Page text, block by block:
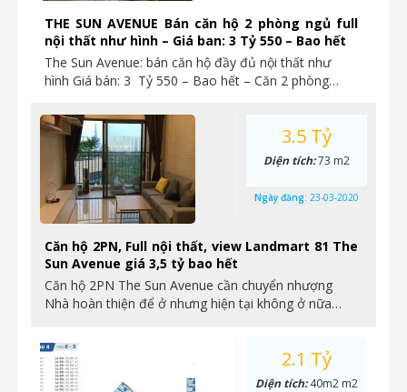
THE SUN AVENUE Bán căn hộ 2 phòng ngủ full
nội thất như hình – Giá ban: 3 Tỷ 550 – Bao hết
The Sun Avenue: bán căn hộ đầy đủ nội thất như
hình Giá bán: 3 Tỷ 550 – Bao hết – Căn 2 phòng…
Căn hộ 2PN, Full nội thất, view Landmart 81 The
Sun Avenue giá 3,5 tỷ bao hết
Căn hộ 2PN The Sun Avenue cần chuyển nhượng
Nhà hoàn thiện để ở nhưng hiện tại không ở nữa…
3.5 Tỷ
Diện tích:73 m2
Ngày đăng: 23-03-2020
2.1 Tỷ
Diện tích:40m2 m2